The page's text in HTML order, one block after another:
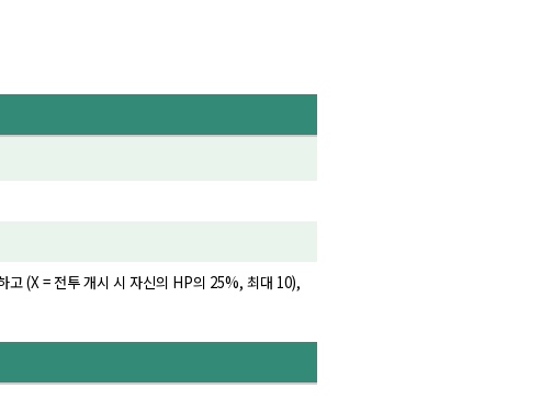
(X = 전투 개시 시 자신의 HP의 25%, 최대 10),